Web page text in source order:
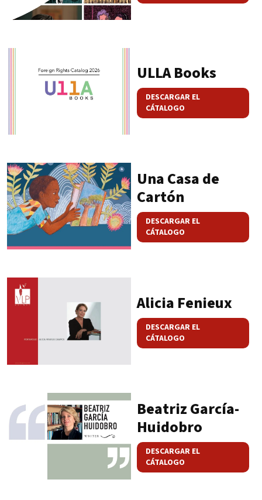
ULLA Books
DESCARGAR EL
CÁTALOGO
Una Casa de
Cartón
DESCARGAR EL
CÁTALOGO
Alicia Fenieux
DESCARGAR EL
CÁTALOGO
Beatriz García-
Huidobro
DESCARGAR EL
CÁTALOGO